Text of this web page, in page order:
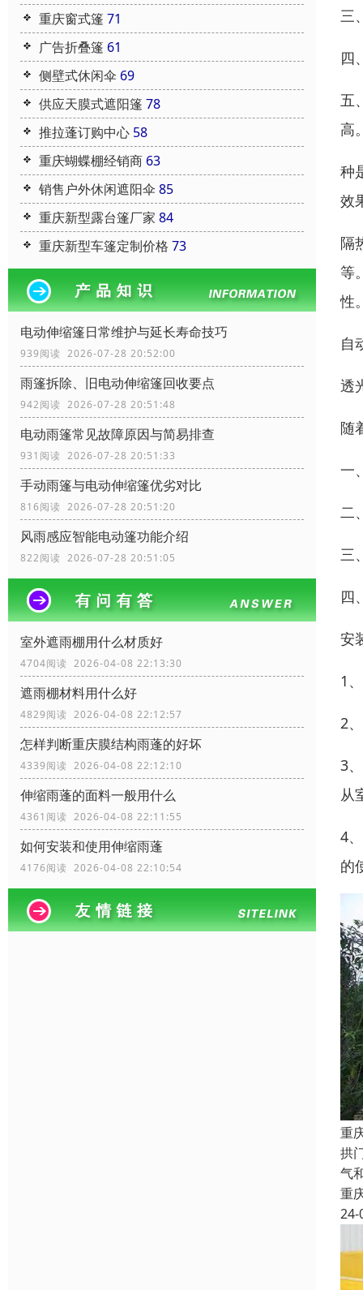
重庆窗式篷 71
广告折叠篷 61
侧壁式休闲伞 69
供应天膜式遮阳篷 78
推拉蓬订购中心 58
重庆蝴蝶棚经销商 63
销售户外休闲遮阳伞 85
重庆新型露台篷厂家 84
重庆新型车篷定制价格 73
电动伸缩篷日常维护与延长寿命技巧
939阅读 2026-07-28 20:52:00
雨篷拆除、旧电动伸缩篷回收要点
942阅读 2026-07-28 20:51:48
电动雨篷常见故障原因与简易排查
931阅读 2026-07-28 20:51:33
手动雨篷与电动伸缩篷优劣对比
816阅读 2026-07-28 20:51:20
风雨感应智能电动篷功能介绍
822阅读 2026-07-28 20:51:05
室外遮雨棚用什么材质好
4704阅读 2026-04-08 22:13:30
遮雨棚材料用什么好
4829阅读 2026-04-08 22:12:57
怎样判断重庆膜结构雨蓬的好坏
4339阅读 2026-04-08 22:12:10
伸缩雨蓬的面料一般用什么
4361阅读 2026-04-08 22:11:55
如何安装和使用伸缩雨蓬
4176阅读 2026-04-08 22:10:54
三
四
五
高
种
效
隔
等
性
自
透
随
一
二
三
四
安
1
2
3
从
4
的
重
拱
气
重
24-